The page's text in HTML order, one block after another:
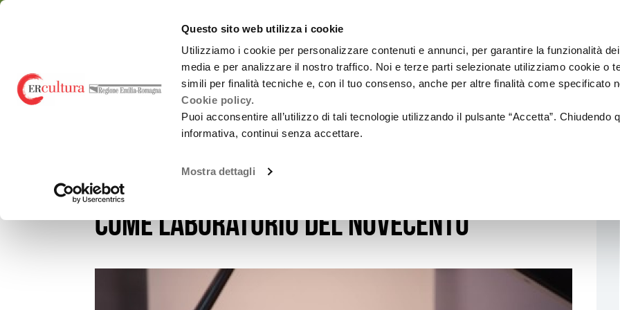
Questo sito web utilizza i cookie
Utilizziamo i cookie per personalizzare contenuti e annunci, per garantire la funzionalità
media e per analizzare il nostro traffico. Noi e terze parti selezionate utilizziamo cookie o
simili per finalità tecniche e, con il tuo consenso, anche per altre finalità come specificato
Cookie policy.
Puoi acconsentire all’utilizzo di tali tecnologie utilizzando il pulsante “Accetta”. Chiudendo
informativa, continui senza accettare.
Mostra dettagli
Torna
Cerca
Salta
Salta
emiliaromagnacultura/Spettacolo
Chi siamo
Promozione
attività Culturali e
Carnevali storici
Promozione
culturale
Osservatorio
Monitoraggi periodici
Report annuali -
Finanziamenti
L.R. 2/18
Sistema dello
Residenze 2025-2027
Assessorato
Cultura
Paesaggio
NOTIZIE FESTIVAL RESPIGHI BOLOGNA: IL PIANOFORTE COME LABORATORIO DEL NOVECENTO
Festival Respighi Bologna: il pianoforte
come laboratorio del Novecento